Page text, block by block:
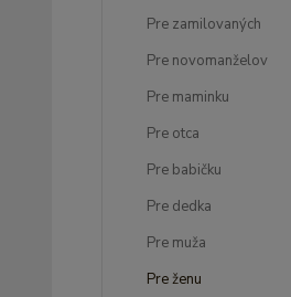
Pre zamilovaných
Pre novomanželov
Pre maminku
Pre otca
Pre babičku
Pre dedka
Pre muža
Pre ženu